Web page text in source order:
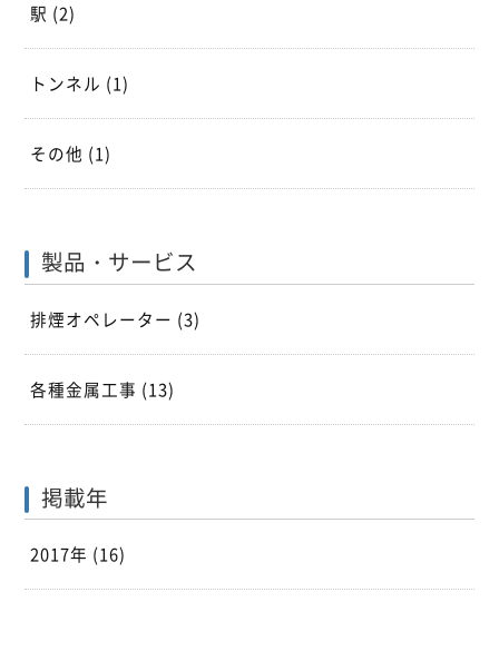
駅 (2)
トンネル (1)
その他 (1)
製品・サービス
排煙オペレーター (3)
各種金属工事 (13)
掲載年
2017年 (16)